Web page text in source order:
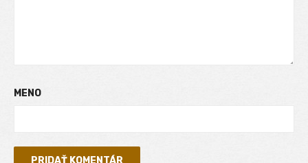
MENO